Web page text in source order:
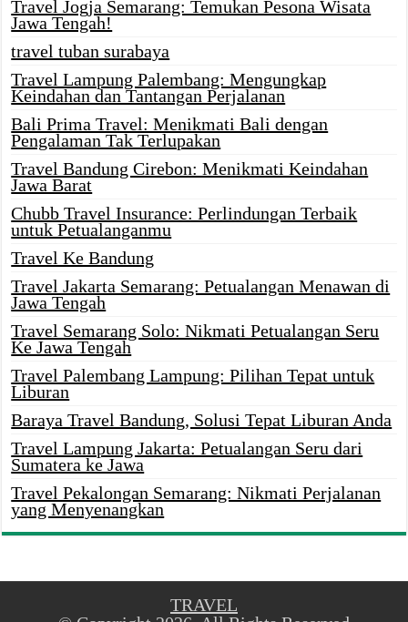
Travel Jogja Semarang: Temukan Pesona Wisata
Jawa Tengah!
travel tuban surabaya
Travel Lampung Palembang: Mengungkap
Keindahan dan Tantangan Perjalanan
Bali Prima Travel: Menikmati Bali dengan
Pengalaman Tak Terlupakan
Travel Bandung Cirebon: Menikmati Keindahan
Jawa Barat
Chubb Travel Insurance: Perlindungan Terbaik
untuk Petualanganmu
Travel Ke Bandung
Travel Jakarta Semarang: Petualangan Menawan di
Jawa Tengah
Travel Semarang Solo: Nikmati Petualangan Seru
Ke Jawa Tengah
Travel Palembang Lampung: Pilihan Tepat untuk
Liburan
Baraya Travel Bandung, Solusi Tepat Liburan Anda
Travel Lampung Jakarta: Petualangan Seru dari
Sumatera ke Jawa
Travel Pekalongan Semarang: Nikmati Perjalanan
yang Menyenangkan
TRAVEL